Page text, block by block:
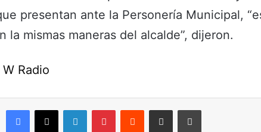
presentan ante la Personería Municipal,
la mismas maneras del alcalde”, dijeron.
Radio
Facebook
X LinkedInPinterestReddit Compartir por correo electrónicoImprimir